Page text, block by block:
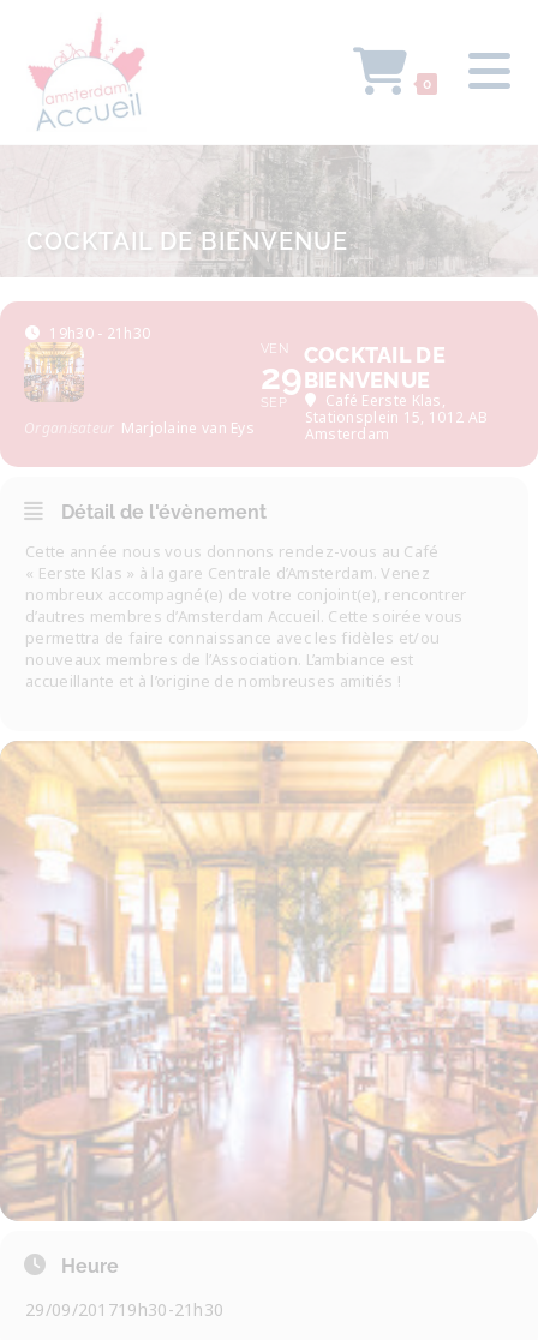
0
COCKTAIL DE BIENVENUE
19h30 - 21h30
Organisateur Marjolaine van Eys
VEN
29
SEP
COCKTAIL DE
BIENVENUE
Café Eerste Klas,
Stationsplein 15, 1012 AB
Amsterdam
Détail de l'évènement
Cette année nous vous donnons rendez-vous au Café
« Eerste Klas » à la gare Centrale d’Amsterdam. Venez
nombreux accompagné(e) de votre conjoint(e), rencontrer
d’autres membres d’Amsterdam Accueil. Cette soirée vous
permettra de faire connaissance avec les fidèles et/ou
nouveaux membres de l’Association. L’ambiance est
accueillante et à l’origine de nombreuses amitiés !
Heure
29/09/201719h30-21h30